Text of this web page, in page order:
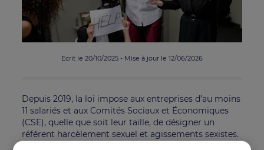
Ecrit le 20/10/2025 - Mise à jour le 12/06/2026
Depuis 2019, la loi impose aux entreprises d’au moins
11 salariés et aux Comités Sociaux et Économiques
(CSE), quelle que soit leur taille, de désigner un
référent harcèlement sexuel et agissements sexistes.